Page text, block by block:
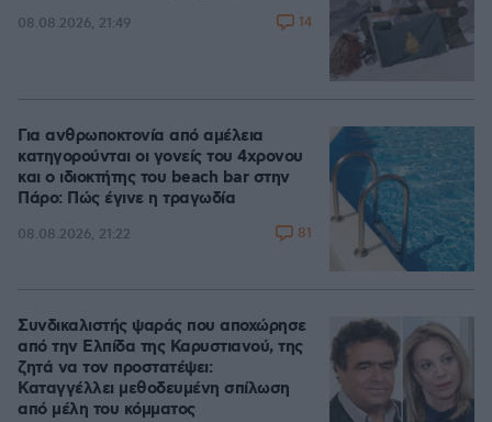
08.08.2026, 21:49 14
Για ανθρωποκτονία από αμέλεια
κατηγορούνται οι γονείς του 4χρονου
και ο ιδιοκτήτης του beach bar στην
Πάρο: Πώς έγινε η τραγωδία
08.08.2026, 21:22 81
Συνδικαλιστής ψαράς που αποχώρησε
από την Ελπίδα της Καρυστιανού, της
ζητά να τον προστατέψει:
Καταγγέλλει μεθοδευμένη σπίλωση
από μέλη του κόμματος